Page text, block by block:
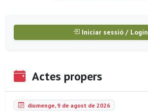
Iniciar sessió / Login
Actes propers
diumenge, 9 de agost de 2026